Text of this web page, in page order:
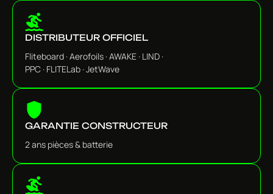
DISTRIBUTEUR OFFICIEL
Fliteboard · Aerofoils · AWAKE · LIND ·
PPC · FLITELab · JetWave
GARANTIE CONSTRUCTEUR
2 ans pièces & batterie